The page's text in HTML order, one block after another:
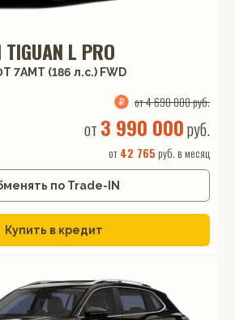
TIGUAN L PRO
7AMT (186 л.с.) FWD
от 4 690 000 руб.
от 3 990 000руб.
от42 765 руб. в месяц
по Trade-IN
Купить в кредит